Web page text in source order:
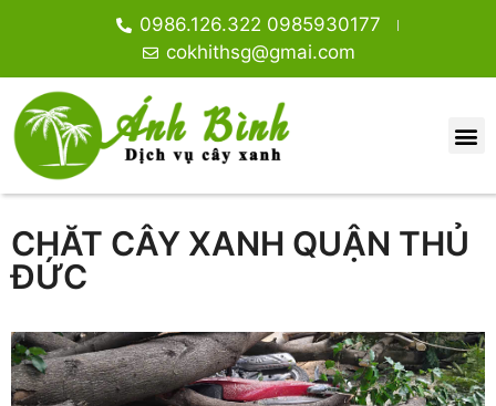
0986.126.322 0985930177
cokhithsg@gmai.com
CHĂT CÂY XANH QUẬN THỦ
ĐỨC